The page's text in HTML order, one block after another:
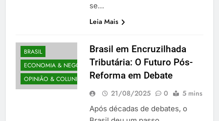
se…
Leia Mais
BRASIL
ECONOMIA & NEGÓCIOS
OPINIÃO & COLUNISTAS
Brasil em Encruzilhada
Tributária: O Futuro Pós-
Reforma em Debate
21/08/2025 0 5 mins
Após décadas de debates, o